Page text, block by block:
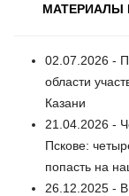
МАТЕРИАЛЫ
02.07.2026 -
области
Казани
21.04.2026 -
Пскове:
попасть на
26.12.2025 -